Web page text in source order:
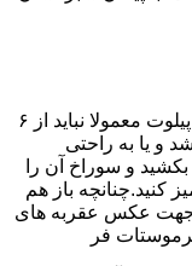
رنگ شعله پیلوت باید آبی باشد و طول شعله پیلوت معمولا نباید از ۶
و یا به راحتی
و سوراخ آن را
کنید.چنانچه باز هم
جهت عکس عقربه های
فر